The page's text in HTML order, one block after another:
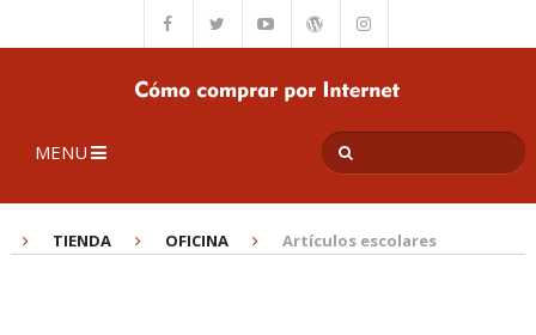
MENU
TIENDA OFICINA Artículos escolares